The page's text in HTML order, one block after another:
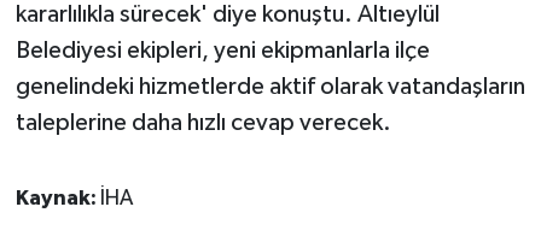
kararlılıkla sürecek' diye konuştu. Altıeylül
Belediyesi ekipleri, yeni ekipmanlarla ilçe
genelindeki hizmetlerde aktif olarak vatandaşların
taleplerine daha hızlı cevap verecek.
Kaynak: İHA